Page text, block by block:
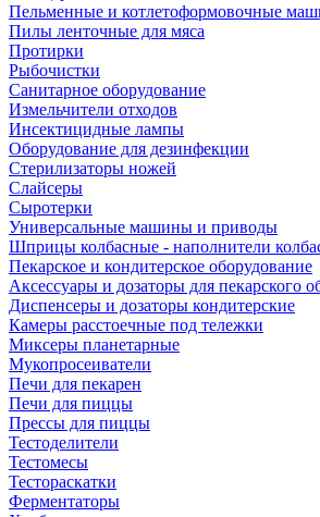
Пельменные и котлетоформовочные
Пилы ленточные для мяса
Протирки
Рыбочистки
Санитарное оборудование
Измельчители отходов
Инсектицидные лампы
Оборудование для дезинфекции
Стерилизаторы ножей
Слайсеры
Сыротерки
Универсальные машины и приводы
Шприцы колбасные - наполнители
Пекарское и кондитерское оборудование
Аксессуары и дозаторы для пекарского
Диспенсеры и дозаторы кондитерские
Камеры расстоечные под тележки
Миксеры планетарные
Мукопросеиватели
Печи для пекарен
Печи для пиццы
Прессы для пиццы
Тестоделители
Тестомесы
Тестораскатки
Ферментаторы